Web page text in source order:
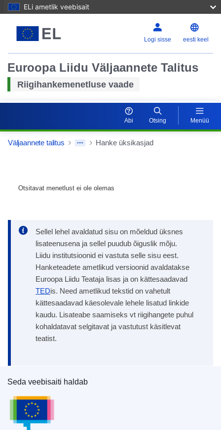
ELi ametlik veebisait
Logi sisse eesti keel
Euroopa Liidu Väljaannete Talitus
Riigihankemenetluse vaade
Abi Otsing Menüü
Väljaannete talitus Hanke üksikasjad
Otsitavat menetlust ei ole olemas
Sellel lehel avaldatud sisu on mõeldud üksnes
lisateenusena ja sellel puudub õiguslik mõju.
Liidu institutsioonid ei vastuta selle sisu eest.
Hanketeadete ametlikud versioonid avaldatakse
Euroopa Liidu Teataja lisas ja on kättesaadavad
TEDis. Need ametlikud tekstid on vahetult
kättesaadavad käesolevale lehele lisatud linkide
kaudu. Lisateabe saamiseks vt riigihangete puhul
kohaldatavat selgitavat ja vastutust käsitlevat
teatist.
Euroopa Liidu Väljaannete Talitus
Seda veebisaiti haldab